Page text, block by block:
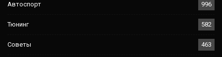
Автоспорт 996
Тюнинг 582
Советы 463